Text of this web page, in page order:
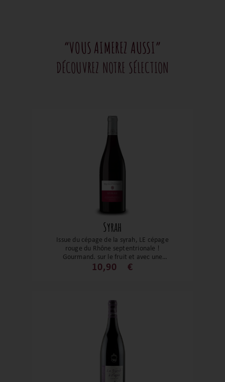
“VOUS AIMEREZ AUSSI”
DÉCOUVREZ NOTRE SÉLECTION
Syrah
Issue du cépage de la syrah, LE cépage
rouge du Rhône septentrionale !
Gourmand, sur le fruit et avec une
structure souple, c’est le vin à boire avec
10,90 €